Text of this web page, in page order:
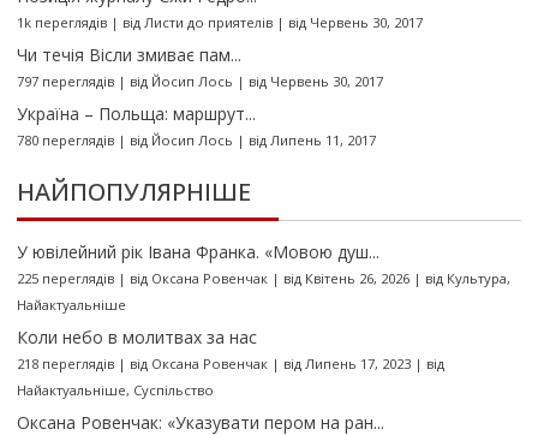
1k переглядів| від Листи до приятелів| від Червень 30, 2017
Чи течія Вісли змиває пам...
797 переглядів| від Йосип Лось | від Червень 30, 2017
Україна – Польща: маршрут...
780 переглядів| від Йосип Лось | від Липень 11, 2017
НАЙПОПУЛЯРНІШЕ
У ювілейний рік Івана Франка. «Мовою душ...
225 переглядів| від Оксана Ровенчак| від Квітень 26, 2026| від Культура,
Найактуальніше
Коли небо в молитвах за нас
218 переглядів| від Оксана Ровенчак| від Липень 17, 2023| від
Найактуальніше, Суспільство
Оксана Ровенчак: «Указувати пером на ран...